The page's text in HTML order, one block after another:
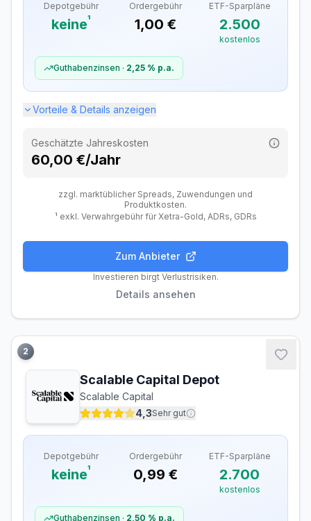
Depotgebühr
keine¹
Ordergebühr
1,00 €
ETF-Sparpläne
2.500
kostenlos
Guthabenzinsen · 2,25 % p.a.
Vorteile & Details anzeigen
Geschätzte Jahreskosten
60,00 €/Jahr
zzgl. marktüblicher Spreads, Zuwendungen und
Produktkosten.
¹ exkl. Verwahrgebühr für Xetra-Gold, ADRs, GDRs
Handel Features
Depotführung Kostenlos
Ordergebühren
Inland (Xetra, gettex)
Sparplan-Gebühren
ETF-Sparplan
Kostenlos
Verfügbare ETF-Sparpläne
Davon kostenlos
Zum Anbieter
Investieren birgt Verlustrisiken.
Details ansehen
Scalable Capital Depot
Scalable Capital
4,3Sehr gut
2
Depotgebühr
keine¹
Ordergebühr
0,99 €
ETF-Sparpläne
2.700
kostenlos
Guthabenzinsen · 2,50 % p.a.